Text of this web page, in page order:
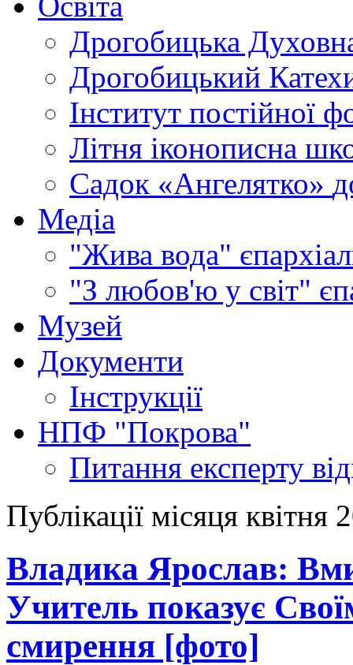
Дрогобицька
Дрогобицький
Інститут постійної
Літня іконописна
Садок «Ангелятко»
Медіа
"Жива вода"
"З любов'ю у світ"
Музей
Документи
Інструкції
НПФ "Покрова"
Питання експерту
Публікації місяця квітня
Владика Ярослав:
Учитель показує
смирення [фото]